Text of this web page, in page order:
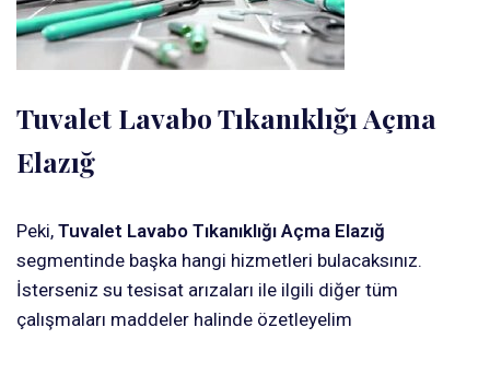
Tuvalet Lavabo Tıkanıklığı Açma
Elazığ
Peki, Tuvalet Lavabo Tıkanıklığı Açma Elazığ
segmentinde başka hangi hizmetleri bulacaksınız.
İsterseniz su tesisat arızaları ile ilgili diğer tüm
çalışmaları maddeler halinde özetleyelim